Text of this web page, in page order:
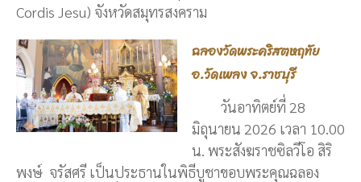
Cordis Jesu) จังหวัดสมุทรสงคราม
ฉลองวัดพระคริสตหฤทัย
อ.วัดเพลง จ.ราชบุรี
วันอาทิตย์ที่ 28
มิถุนายน 2026 เวลา 10.00
น. พระสังฆราชซิลวีโอ สิริ
พงษ์ จรัสศรี เป็นประธานในพิธีบูชาขอบพระคุณฉลอง